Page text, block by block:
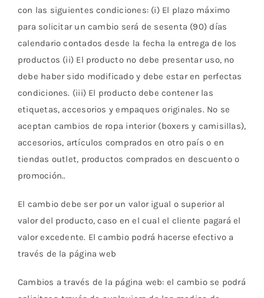
con las siguientes condiciones: (i) El plazo máximo
para solicitar un cambio será de sesenta (90) días
calendario contados desde la fecha la entrega de los
productos (ii) El producto no debe presentar uso, no
debe haber sido modificado y debe estar en perfectas
condiciones. (iii) El producto debe contener las
etiquetas, accesorios y empaques originales. No se
aceptan cambios de ropa interior (boxers y camisillas),
accesorios, artículos comprados en otro país o en
tiendas outlet, productos comprados en descuento o
promoción..
El cambio debe ser por un valor igual o superior al
valor del producto, caso en el cual el cliente pagará el
valor excedente. El cambio podrá hacerse efectivo a
través de la página web
Cambios a través de la página web: el cambio se podrá